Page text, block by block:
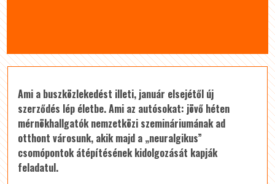
Ami a buszközlekedést illeti, január elsejétől új
szerződés lép életbe. Ami az autósokat: jövő héten
mérnökhallgatók nemzetközi szemináriumának ad
otthont városunk, akik majd a „neuralgikus”
csomópontok átépítésének kidolgozását kapják
feladatul.